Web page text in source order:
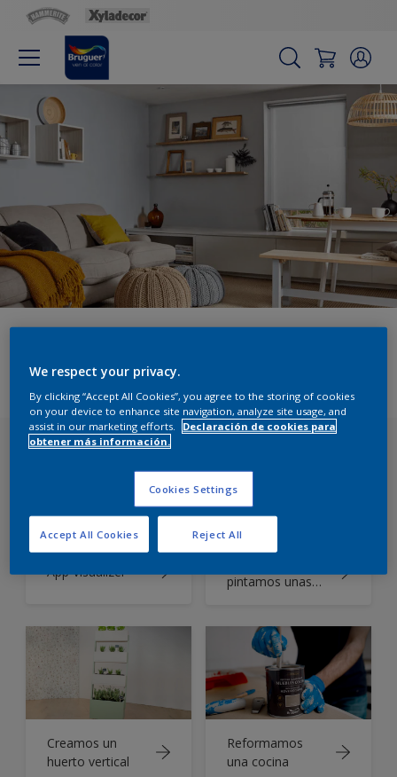
App Visualizer
pintamos unas
Creamos un
huerto vertical
Reformamos
una cocina
We respect your privacy.
By clicking “Accept All Cookies”, you agree to the storing of cookies
on your device to enhance site navigation, analyze site usage, and
assist in our marketing efforts.
Declaración de cookies para
obtener más información.
Cookies Settings
Reject All
Accept All Cookies